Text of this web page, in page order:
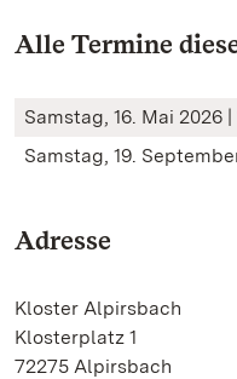
Alle Termine
Samstag, 16. Mai 2026 |
Samstag, 19.
Adresse
Kloster Alpirsbach
Klosterplatz 1
72275 Alpirsbach